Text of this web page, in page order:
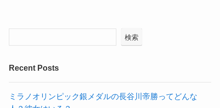
検索
Recent Posts
ミラノオリンピック銀メダルの長谷川帝勝ってどんな